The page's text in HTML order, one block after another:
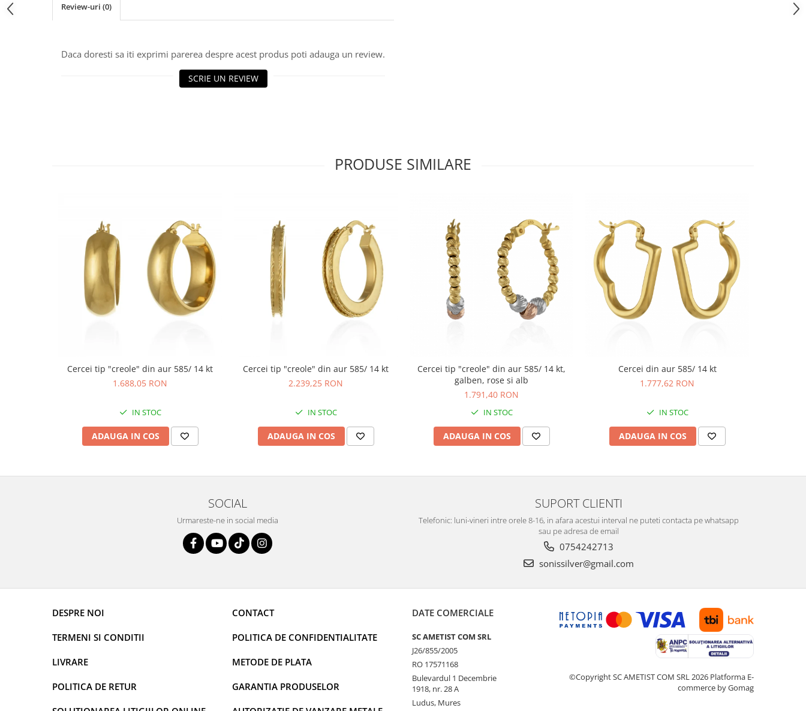
Review-uri (0)
Daca doresti sa iti exprimi parerea despre acest produs poti adauga un review.
SCRIE UN REVIEW
PRODUSE SIMILARE
Cercei tip "creole" din aur 585/ 14 kt
1.688,05 RON
IN STOC
ADAUGA IN COS
Cercei tip "creole" din aur 585/ 14 kt
2.239,25 RON
IN STOC
ADAUGA IN COS
Cercei tip "creole" din aur 585/ 14 kt,
galben, rose si alb
1.791,40 RON
IN STOC
ADAUGA IN COS
Cercei din aur 585/ 14 kt
1.777,62 RON
IN STOC
ADAUGA IN COS
SOCIAL
Urmareste-ne in social media
SUPORT CLIENTI
Telefonic: luni-vineri intre orele 8-16, in afara acestui interval ne puteti contacta pe whatsapp
sau pe adresa de email
0754242713
sonissilver@gmail.com
DESPRE NOI
TERMENI SI CONDITII
LIVRARE
POLITICA DE RETUR
CONTACT
POLITICA DE CONFIDENTIALITATE
METODE DE PLATA
GARANTIA PRODUSELOR
DATE COMERCIALE
SC AMETIST COM SRL
J26/855/2005
RO 17571168
Bulevardul 1 Decembrie
1918, nr. 28 A
Ludus, Mures
©Copyright SC AMETIST COM SRL 2026 Platforma E-
commerce by Gomag